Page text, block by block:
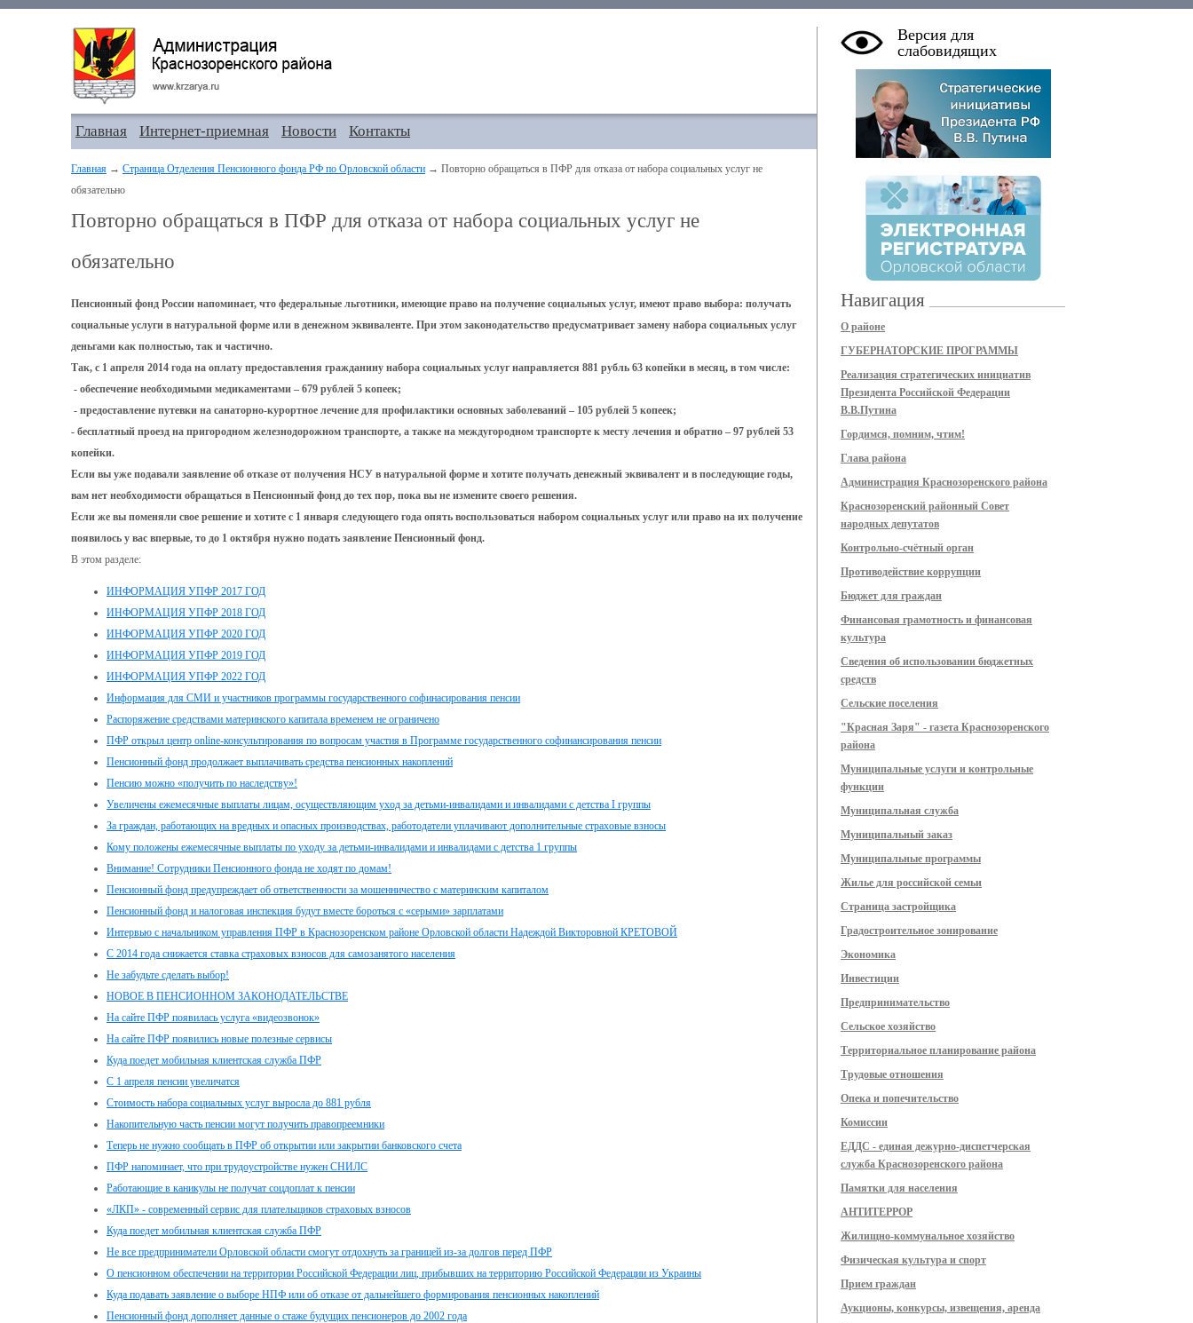
Главная Интернет-приемная Новости Контакты
Главная → Страница Отделения Пенсионного фонда РФ по Орловской области → Повторно обращаться в ПФР для отказа от набора социальных услуг не
обязательно
Повторно обращаться в ПФР для отказа от набора социальных услуг не
обязательно
Пенсионный фонд России напоминает, что федеральные льготники, имеющие право на получение социальных услуг, имеют право выбора: получать
социальные услуги в натуральной форме или в денежном эквиваленте. При этом законодательство предусматривает замену набора социальных услуг
деньгами как полностью, так и частично.
Так, с 1 апреля 2014 года на оплату предоставления гражданину набора социальных услуг направляется 881 рубль 63 копейки в месяц, в том числе:
- обеспечение необходимыми медикаментами – 679 рублей 5 копеек;
- предоставление путевки на санаторно-курортное лечение для профилактики основных заболеваний – 105 рублей 5 копеек;
- бесплатный проезд на пригородном железнодорожном транспорте, а также на междугородном транспорте к месту лечения и обратно – 97 рублей 53
копейки.
Если вы уже подавали заявление об отказе от получения НСУ в натуральной форме и хотите получать денежный эквивалент и в последующие годы,
вам нет необходимости обращаться в Пенсионный фонд до тех пор, пока вы не измените своего решения.
Если же вы поменяли свое решение и хотите с 1 января следующего года опять воспользоваться набором социальных услуг или право на их получение
появилось у вас впервые, то до 1 октября нужно подать заявление Пенсионный фонд.
В этом разделе:
ИНФОРМАЦИЯ УПФР 2017 ГОД
ИНФОРМАЦИЯ УПФР 2018 ГОД
ИНФОРМАЦИЯ УПФР 2020 ГОД
ИНФОРМАЦИЯ УПФР 2019 ГОД
ИНФОРМАЦИЯ УПФР 2022 ГОД
Информация для СМИ и участников программы государственного софинасирования пенсии
Распоряжение средствами материнского капитала временем не ограничено
ПФР открыл центр online-консультирования по вопросам участия в Программе государственного софинансирования пенсии
Пенсионный фонд продолжает выплачивать средства пенсионных накоплений
Пенсию можно «получить по наследству»!
Увеличены ежемесячные выплаты лицам, осуществляющим уход за детьми-инвалидами и инвалидами с детства I группы
За граждан, работающих на вредных и опасных производствах, работодатели уплачивают дополнительные страховые взносы
Кому положены ежемесячные выплаты по уходу за детьми-инвалидами и инвалидами с детства 1 группы
Внимание! Сотрудники Пенсионного фонда не ходят по домам!
Пенсионный фонд предупреждает об ответственности за мошенничество с материнским капиталом
Пенсионный фонд и налоговая инспекция будут вместе бороться с «серыми» зарплатами
Интервью с начальником управления ПФР в Краснозоренском районе Орловской области Надеждой Викторовной КРЕТОВОЙ
С 2014 года снижается ставка страховых взносов для самозанятого населения
Не забудьте сделать выбор!
НОВОЕ В ПЕНСИОННОМ ЗАКОНОДАТЕЛЬСТВЕ
На сайте ПФР появилась услуга «видеозвонок»
На сайте ПФР появились новые полезные сервисы
Куда поедет мобильная клиентская служба ПФР
С 1 апреля пенсии увеличатся
Стоимость набора социальных услуг выросла до 881 рубля
Накопительную часть пенсии могут получить правопреемники
Теперь не нужно сообщать в ПФР об открытии или закрытии банковского счета
ПФР напоминает, что при трудоустройстве нужен СНИЛС
Работающие в каникулы не получат соцдоплат к пенсии
«ЛКП» - современный сервис для плательщиков страховых взносов
Куда поедет мобильная клиентская служба ПФР
Не все предприниматели Орловской области смогут отдохнуть за границей из-за долгов перед ПФР
О пенсионном обеспечении на территории Российской Федерации лиц, прибывших на территорию Российской Федерации из Украины
Куда подавать заявление о выборе НПФ или об отказе от дальнейшего формирования пенсионных накоплений
Пенсионный фонд дополняет данные о стаже будущих пенсионеров до 2002 года
Версия для
слабовидящих
Навигация
О районе
ГУБЕРНАТОРСКИЕ ПРОГРАММЫ
Реализация стратегических инициатив
Президента Российской Федерации
В.В.Путина
Гордимся, помним, чтим!
Глава района
Администрация Краснозоренского района
Краснозоренский районный Совет
народных депутатов
Контрольно-счётный орган
Противодействие коррупции
Бюджет для граждан
Финансовая грамотность и финансовая
культура
Сведения об использовании бюджетных
средств
Сельские поселения
"Красная Заря" - газета Краснозоренского
района
Муниципальные услуги и контрольные
функции
Муниципальная служба
Муниципальный заказ
Муниципальные программы
Жилье для российской семьи
Страница застройщика
Градостроительное зонирование
Экономика
Инвестиции
Предпринимательство
Сельское хозяйство
Территориальное планирование района
Трудовые отношения
Опека и попечительство
Комиссии
ЕДДС - единая дежурно-диспетчерская
служба Краснозоренского района
Памятки для населения
АНТИТЕРРОР
Жилищно-коммунальное хозяйство
Физическая культура и спорт
Прием граждан
Аукционы, конкурсы, извещения, аренда